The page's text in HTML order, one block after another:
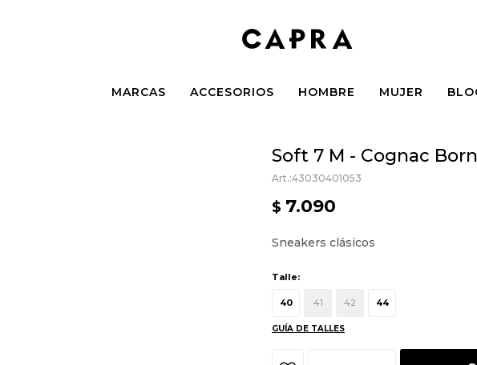
MARCAS ACCESORIOS HOMBRE MUJER
Soft 7 M - Cognac
43030401053
$ 7.090
Sneakers clásicos
Talle:
40 41 42 44
GUÍA DE TALLES